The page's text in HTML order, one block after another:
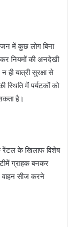
में कुछ लोग बिना
नियमों की अनदेखी
यात्री सुरक्षा से
स्थिति में पर्यटकों को
है।
रेंटल के खिलाफ विशेष
ग्राहक बनकर
सीज करने